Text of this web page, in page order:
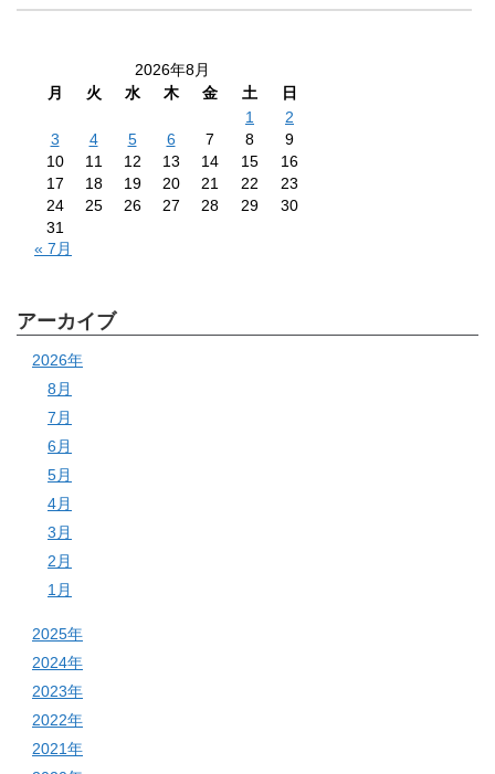
2026年8月
月
火 水 木 金 土
日
1
2
3
4 5 6 7 8
9
10
11 12 13 14 15
16
17
18 19 20 21 22
23
24
25 26 27 28 29
30
31
« 7月
アーカイブ
2026年
8月
7月
6月
5月
4月
3月
2月
1月
2025年
2024年
2023年
2022年
2021年